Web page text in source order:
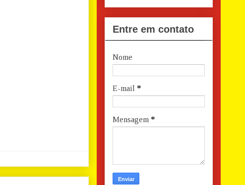
Entre em contato
Nome
E-mail *
Mensagem *